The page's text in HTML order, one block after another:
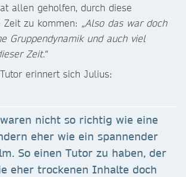
allen geholfen, durch diese
Zeit zu kommen: „Also das war doch
Gruppendynamik und auch viel
Zeit.“
erinnert sich Julius:
nicht so richtig wie eine
eher wie ein spannender
So einen Tutor zu haben, der
eher trockenen Inhalte doch